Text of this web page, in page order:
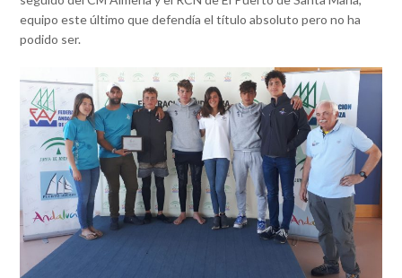
equipo este último que defendía el título absoluto pero no ha
podido ser.